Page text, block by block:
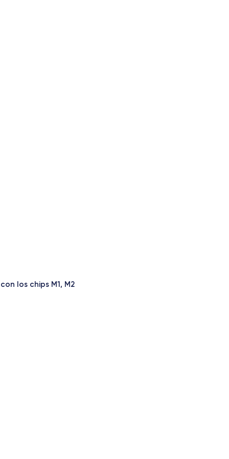
los chips M1, M2